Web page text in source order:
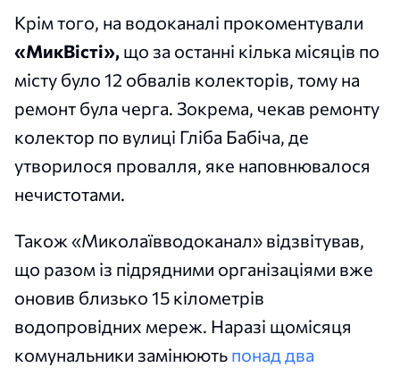
Крім того, на водоканалі прокоментували
«МикВісті», що за останні кілька місяців по
місту було 12 обвалів колекторів, тому на
ремонт була черга. Зокрема, чекав ремонту
колектор по вулиці Гліба Бабіча, де
утворилося провалля, яке наповнювалося
нечистотами.
Також «Миколаївводоканал» відзвітував,
що разом із підрядними організаціями вже
оновив близько 15 кілометрів
водопровідних мереж. Наразі щомісяця
комунальники замінюють понад два